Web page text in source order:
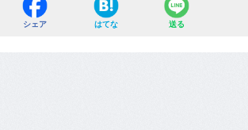
シェア はてな 送る